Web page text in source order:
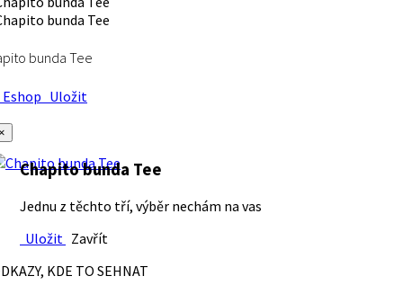
bunda Tee
Uložit
Chapito bunda Tee
Jednu z těchto tří, výběr nechám na vas
Uložit Zavřít
KDE TO SEHNAT